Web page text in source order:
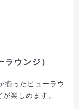
ウンジ）
揃ったビューラウ
楽しめます。